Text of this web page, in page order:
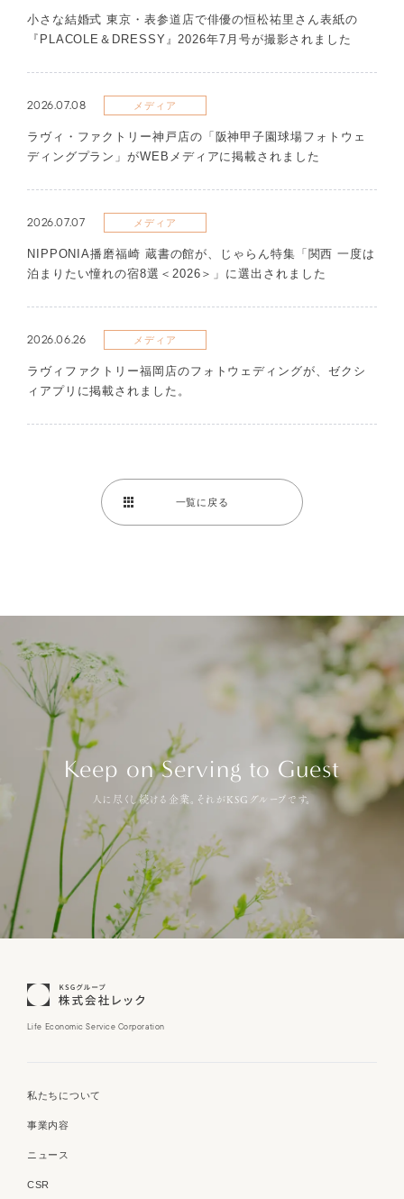
​小さな結婚式 東京・表参道店で俳優の恒松祐里さん表紙の
『PLACOLE＆DRESSY』2026年7月号が撮影されました
2026.07.08 メディア
ラヴィ・ファクトリー神戸店の「阪神甲子園球場フォトウェ
ディングプラン」がWEBメディアに掲載されました
2026.07.07 メディア
NIPPONIA播磨福崎 蔵書の館が、じゃらん特集「関西 一度は
泊まりたい憧れの宿8選＜2026＞」に選出されました
2026.06.26 メディア
ラヴィファクトリー福岡店のフォトウェディングが、ゼクシ
ィアプリに掲載されました。
一覧に戻る
Keep on Serving to Guest
人に尽くし続ける企業。それがKSGグループです。
Life Economic Service Corporation
私たちについて
事業内容
ニュース
CSR